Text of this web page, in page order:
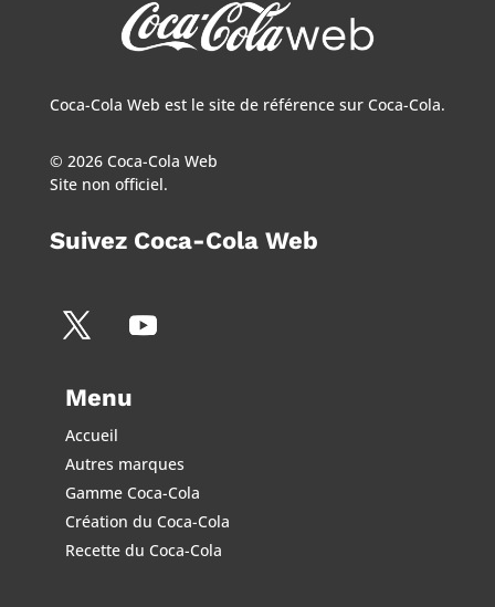
Coca-Cola Web est le site de référence sur Coca-Cola.
© 2026 Coca-Cola Web
Site non officiel.
Suivez Coca-Cola Web
Menu
Accueil
Autres marques
Gamme Coca-Cola
Création du Coca-Cola
Recette du Coca-Cola